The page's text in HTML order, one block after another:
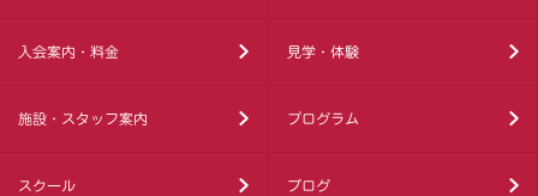
入会案内・料金 見学・体験
施設・スタッフ案内 プログラム
スクール ブログ